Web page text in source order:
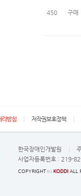
450 구매
리방침 저작권보호정책
한국장애인개발원
사업자등록번호 : 219-
COPYRIGHT ⓒ KODDI ALL